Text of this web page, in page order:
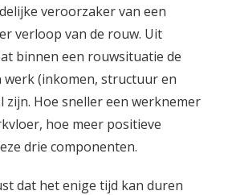
veroorzaker van een
verloop van de rouw. Uit
binnen een rouwsituatie de
werk (inkomen, structuur en
zijn. Hoe sneller een werknemer
hoe meer positieve
drie componenten.
dat het enige tijd kan duren